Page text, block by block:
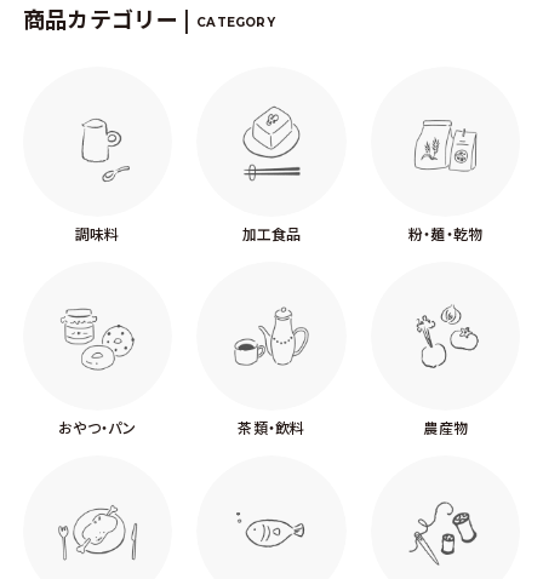
商品カテゴリー | CATEGORY
調味料 加工食品 粉・麺・乾物
おやつ・パン 茶類・飲料 農産物